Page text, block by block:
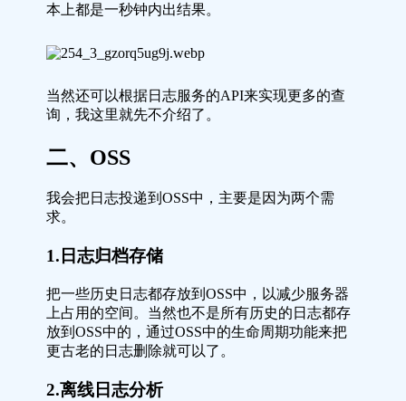
本上都是一秒钟内出结果。
当然还可以根据日志服务的API来实现更多的查
询，我这里就先不介绍了。
二、OSS
我会把日志投递到OSS中，主要是因为两个需
求。
1.日志归档存储
把一些历史日志都存放到OSS中，以减少服务器
上占用的空间。当然也不是所有历史的日志都存
放到OSS中的，通过OSS中的生命周期功能来把
更古老的日志删除就可以了。
2.离线日志分析